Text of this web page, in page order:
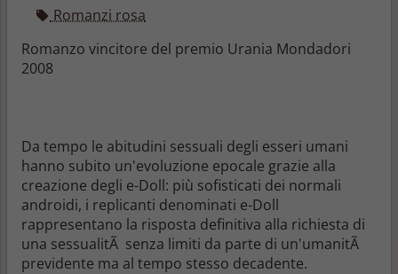
Romanzi rosa
Romanzo vincitore del premio Urania Mondadori
2008
Da tempo le abitudini sessuali degli esseri umani
hanno subito un'evoluzione epocale grazie alla
creazione degli e-Doll: più sofisticati dei normali
androidi, i replicanti denominati e-Doll
rappresentano la risposta definitiva alla richiesta di
una sessualitÃ senza limiti da parte di un'umanitÃ
previdente ma al tempo stesso decadente.